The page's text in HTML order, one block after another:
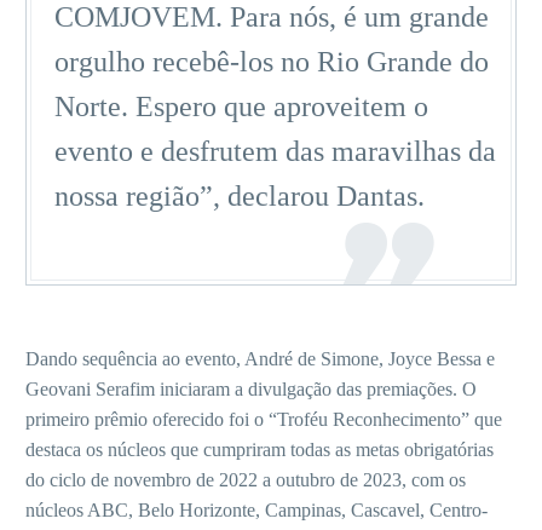
COMJOVEM. Para nós, é um grande
orgulho recebê-los no Rio Grande do
Norte. Espero que aproveitem o
evento e desfrutem das maravilhas da
nossa região”, declarou Dantas.
Dando sequência ao evento, André de Simone, Joyce Bessa e
Geovani Serafim iniciaram a divulgação das premiações. O
primeiro prêmio oferecido foi o “Troféu Reconhecimento” que
destaca os núcleos que cumpriram todas as metas obrigatórias
do ciclo de novembro de 2022 a outubro de 2023, com os
núcleos ABC, Belo Horizonte, Campinas, Cascavel, Centro-